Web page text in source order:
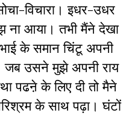
विचारा। इधर-उधर
आया। तभी मैंने देखा
के समान चिंटू अपनी
उसने मुझे अपनी राय
पढऩे के लिए दी तो मैने
के साथ पढ़ा। घंटों